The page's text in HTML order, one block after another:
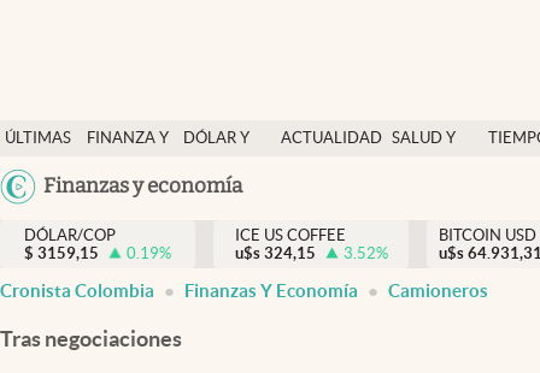
ÚLTIMAS
NOTICIAS
FINANZA Y
DÓLAR Y
ACTUALIDAD SALUD Y
México
USA
Finanzas y economía
Salud y nutrición
Vida espiritual
Actualidad
DÓLAR/COP
$ 3159,15 0.19%
ICE US COFFEE
u$s 324,15 3.52%
BITCOIN USD
u$s
Cronista Colombia Finanzas Y Economía Camioneros
Tras negociaciones